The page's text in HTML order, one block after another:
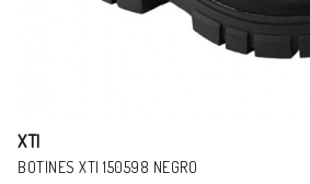
XTI
BOTINES XTI 150598 NEGRO